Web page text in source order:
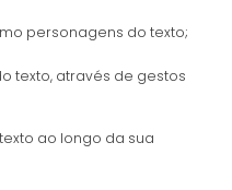
personagens do texto;
texto, através de gestos
ao longo da sua